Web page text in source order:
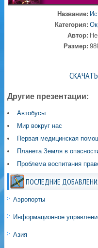
Название:
Категория:
Автор:
Размер:
Другие презентации:
Автобусы
Мир вокруг нас
Первая медицинская
Планета Земля в
Проблема воспитания
ПОСЛЕДНИЕ
Аэропорты
Информационное
Азия